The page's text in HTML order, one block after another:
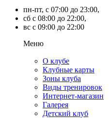
пн-пт, с 07:00 до 23:00,
сб с 08:00 до 22:00,
вс с 09:00 до 22:00
Меню
О клубе
Клубные карты
Зоны клуба
Виды тренировок
Интернет-магазин
Галерея
Детский клуб